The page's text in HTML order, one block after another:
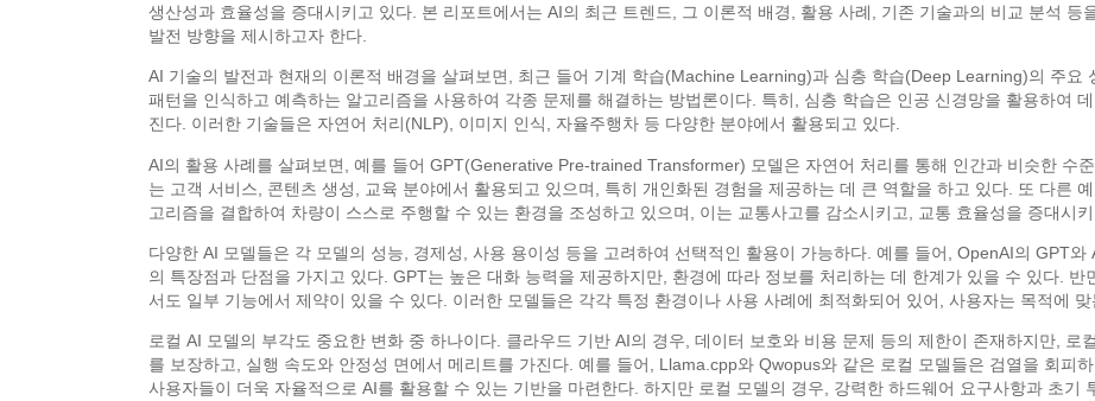
생산성과 효율성을 증대시키고 있다. 본 리포트에서는 AI의 최근 트렌드, 그 이론적 배경, 활용 사례, 기존 기술과의 비교 분석 등
발전 방향을 제시하고자 한다.
AI 기술의 발전과 현재의 이론적 배경을 살펴보면, 최근 들어 기계 학습(Machine Learning)과 심층 학습(Deep Learning)의 주요
패턴을 인식하고 예측하는 알고리즘을 사용하여 각종 문제를 해결하는 방법론이다. 특히, 심층 학습은 인공 신경망을 활용하여
진다. 이러한 기술들은 자연어 처리(NLP), 이미지 인식, 자율주행차 등 다양한 분야에서 활용되고 있다.
AI의 활용 사례를 살펴보면, 예를 들어 GPT(Generative Pre-trained Transformer) 모델은 자연어 처리를 통해 인간과 비슷한 수
는 고객 서비스, 콘텐츠 생성, 교육 분야에서 활용되고 있으며, 특히 개인화된 경험을 제공하는 데 큰 역할을 하고 있다. 또 다른
고리즘을 결합하여 차량이 스스로 주행할 수 있는 환경을 조성하고 있으며, 이는 교통사고를 감소시키고, 교통 효율성을 증대시
다양한 AI 모델들은 각 모델의 성능, 경제성, 사용 용이성 등을 고려하여 선택적인 활용이 가능하다. 예를 들어, OpenAI의 GPT
의 특장점과 단점을 가지고 있다. GPT는 높은 대화 능력을 제공하지만, 환경에 따라 정보를 처리하는 데 한계가 있을 수 있다.
서도 일부 기능에서 제약이 있을 수 있다. 이러한 모델들은 각각 특정 환경이나 사용 사례에 최적화되어 있어, 사용자는 목적에
로컬 AI 모델의 부각도 중요한 변화 중 하나이다. 클라우드 기반 AI의 경우, 데이터 보호와 비용 문제 등의 제한이 존재하지만, 로
를 보장하고, 실행 속도와 안정성 면에서 메리트를 가진다. 예를 들어, Llama.cpp와 Qwopus와 같은 로컬 모델들은 검열을 회피
사용자들이 더욱 자율적으로 AI를 활용할 수 있는 기반을 마련한다. 하지만 로컬 모델의 경우, 강력한 하드웨어 요구사항과 초기